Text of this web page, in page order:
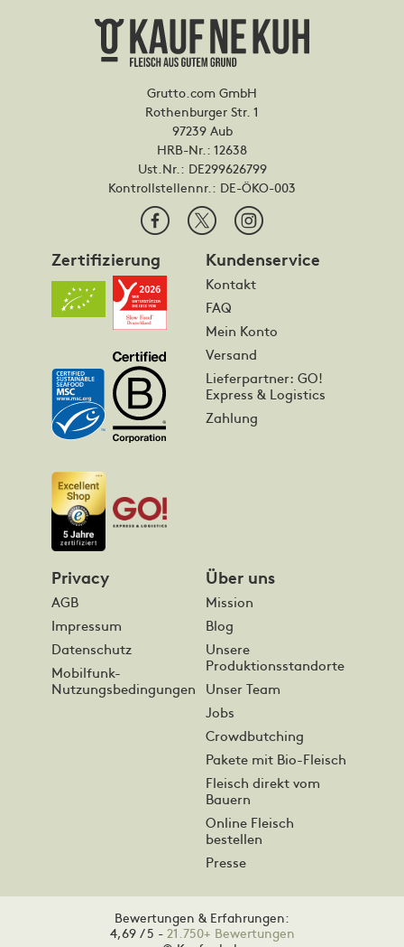
Grutto.com GmbH
Rothenburger Str. 1
97239 Aub
HRB-Nr.: 12638
Ust.Nr.: DE299626799
Kontrollstellennr.: DE-ÖKO-003
Zertifizierung
Kundenservice
Kontakt
FAQ
Mein Konto
Versand
Lieferpartner: GO!
Express & Logistics
Zahlung
Privacy
AGB
Impressum
Datenschutz
Mobilfunk-
Nutzungsbedingungen
Über uns
Mission
Blog
Unsere
Produktionsstandorte
Unser Team
Jobs
Crowdbutching
Pakete mit Bio-Fleisch
Fleisch direkt vom
Bauern
Online Fleisch
bestellen
Presse
Bewertungen & Erfahrungen:
4,69 / 5 - 21.750+ Bewertungen